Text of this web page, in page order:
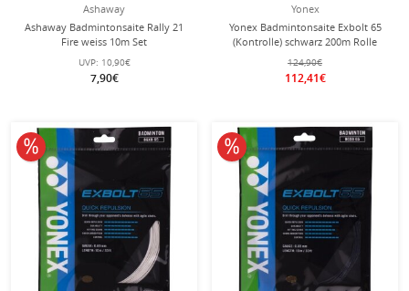
Ashaway
Ashaway Badmintonsaite Rally 21
Fire weiss 10m Set
UVP: 10,90€
7,90€
Yonex
Yonex Badmintonsaite Exbolt 65
(Kontrolle) schwarz 200m Rolle
124,90€
112,41€
10% reduziert 10% reduziert